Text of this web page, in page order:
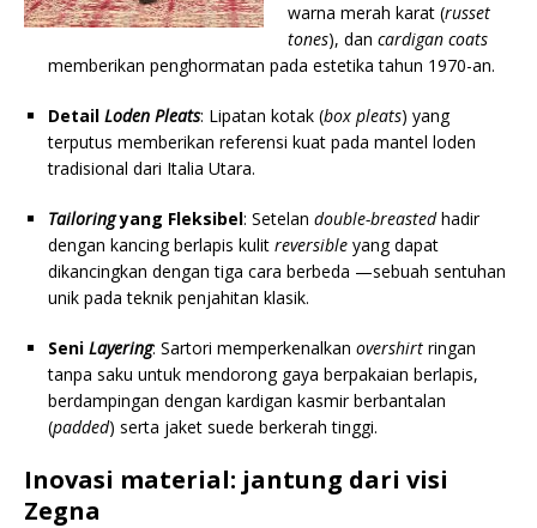
warna merah karat (russet
tones), dan cardigan coats
memberikan penghormatan pada estetika tahun 1970-an.
Detail Loden Pleats: Lipatan kotak (box pleats) yang
terputus memberikan referensi kuat pada mantel loden
tradisional dari Italia Utara.
Tailoringyang Fleksibel: Setelan double-breastedhadir
dengan kancing berlapis kulit reversible yang dapat
dikancingkan dengan tiga cara berbeda —sebuah sentuhan
unik pada teknik penjahitan klasik.
Seni Layering: Sartori memperkenalkan overshirt ringan
tanpa saku untuk mendorong gaya berpakaian berlapis,
berdampingan dengan kardigan kasmir berbantalan
(padded) serta jaket suede berkerah tinggi.
Inovasi material: jantung dari visi
Zegna